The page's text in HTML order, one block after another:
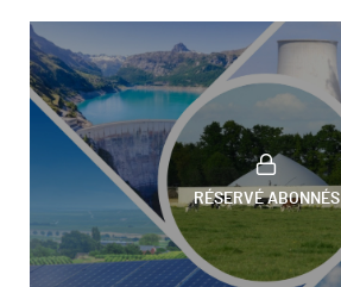
RÉSERVÉ ABONNÉS